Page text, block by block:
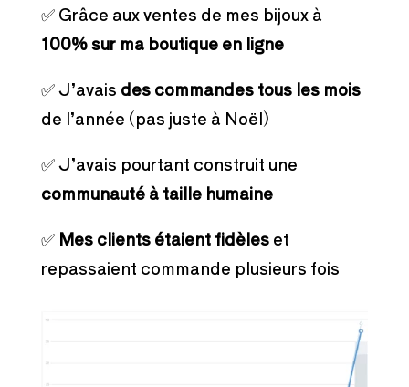
✅ Grâce aux ventes de mes bijoux à
100% sur ma boutique en ligne
✅ J’avais des commandes tous les mois
de l’année (pas juste à Noël)
✅ J’avais pourtant construit une
communauté à taille humaine
✅ Mes clients étaient fidèleset
repassaient commande plusieurs fois